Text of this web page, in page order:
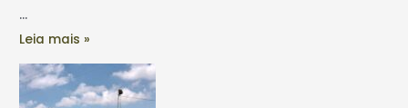
…
Leia mais »